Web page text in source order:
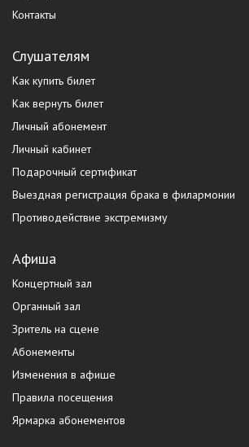
Контакты
Слушателям
Как купить билет
Как вернуть билет
Личный абонемент
Личный кабинет
Подарочный сертификат
Выездная регистрация брака в филармонии
Противодействие экстремизму
Афиша
Концертный зал
Органный зал
Зритель на сцене
Абонементы
Изменения в афише
Правила посещения
Ярмарка абонементов